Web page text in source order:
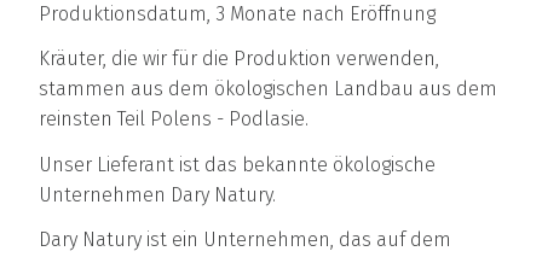
Produktionsdatum, 3 Monate nach Eröffnung
Kräuter, die wir für die Produktion verwenden,
stammen aus dem ökologischen Landbau aus dem
reinsten Teil Polens - Podlasie.
Unser Lieferant ist das bekannte ökologische
Unternehmen Dary Natury.
Dary Natury ist ein Unternehmen, das auf dem